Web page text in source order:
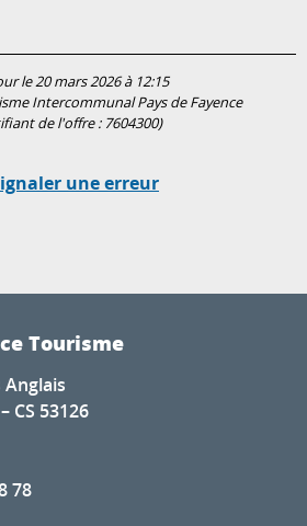
le 20 mars 2026 à 12:15
Intercommunal Pays de Fayence
de l'offre : 7604300)
une erreur
Tourisme
CS 53126
78